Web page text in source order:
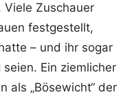
Zuschauer
festgestellt,
– und ihr sogar
Ein ziemlicher
als „Bösewicht“ der